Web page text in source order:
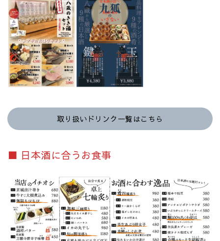
取り扱いドリンク一覧はこちら
■ 日本酒に合うお食事